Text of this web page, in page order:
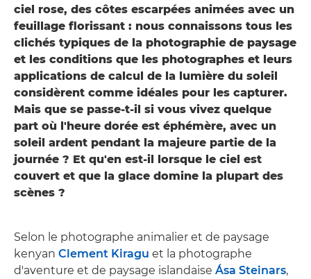
ciel rose, des côtes escarpées animées avec un
feuillage florissant : nous connaissons tous les
clichés typiques de la photographie de paysage
et les conditions que les photographes et leurs
applications de calcul de la lumière du soleil
considèrent comme idéales pour les capturer.
Mais que se passe-t-il si vous vivez quelque
part où l'heure dorée est éphémère, avec un
soleil ardent pendant la majeure partie de la
journée ? Et qu'en est-il lorsque le ciel est
couvert et que la glace domine la plupart des
scènes ?
Selon le photographe animalier et de paysage
kenyan Clement Kiragu et la photographe
d'aventure et de paysage islandaise Ása Steinars,